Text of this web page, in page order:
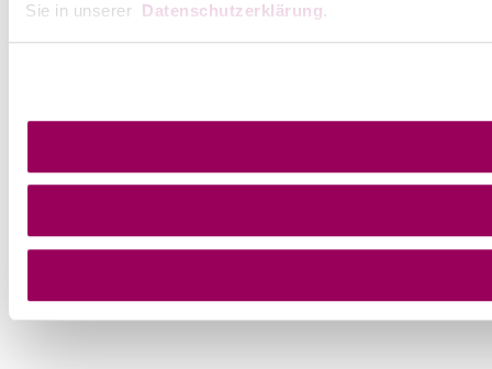
Sie in unserer Datenschutzerklärung.